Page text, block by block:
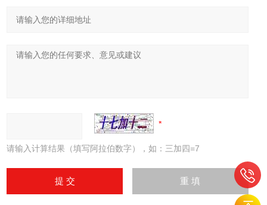
请输入计算结果（填写阿拉伯数字），如：三加四=7